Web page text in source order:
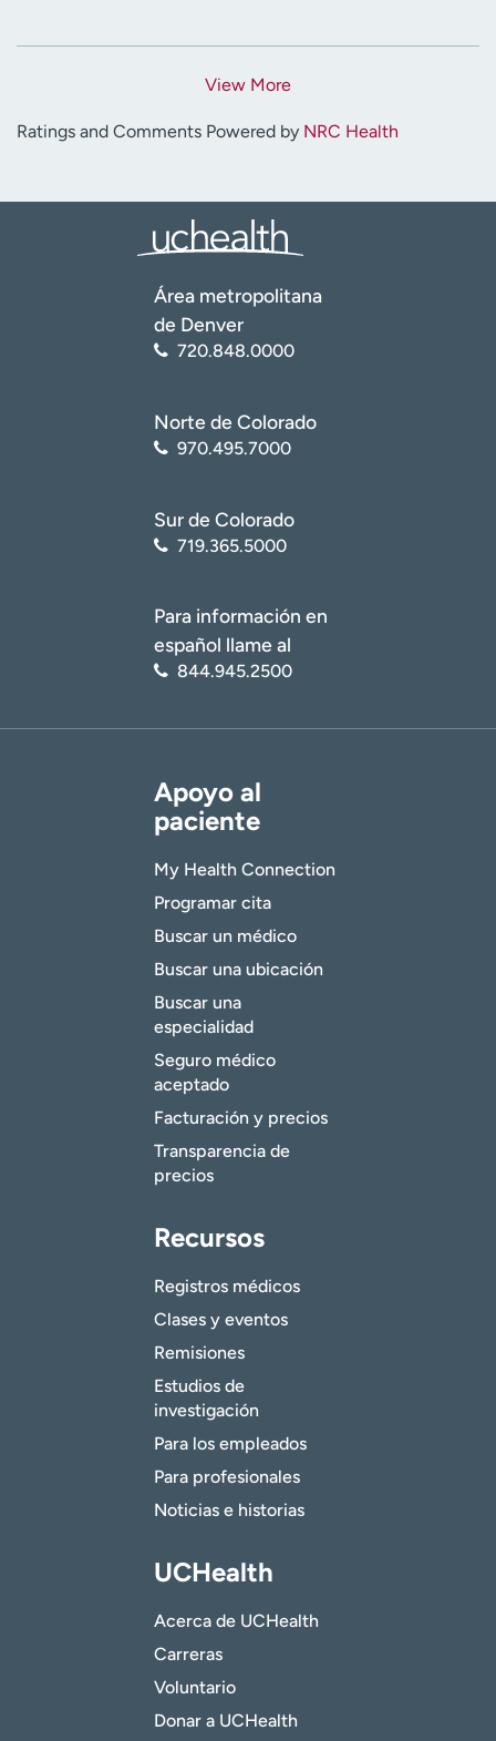
View More
Ratings and Comments Powered by NRC Health
Área metropolitana
de Denver
720.848.0000
Norte de Colorado
970.495.7000
Sur de Colorado
719.365.5000
Para información en
español llame al
844.945.2500
Apoyo al
paciente
My Health Connection
Programar cita
Buscar un médico
Buscar una ubicación
Buscar una
especialidad
Seguro médico
aceptado
Facturación y precios
Transparencia de
precios
Recursos
Registros médicos
Clases y eventos
Remisiones
Estudios de
investigación
Para los empleados
Para profesionales
Noticias e historias
UCHealth
Acerca de UCHealth
Carreras
Voluntario
Donar a UCHealth